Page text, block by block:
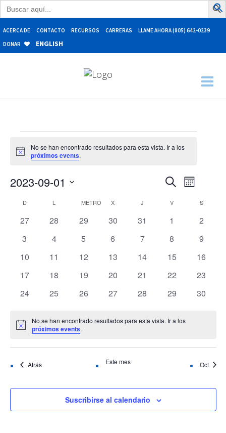
Buscar:
ACERCA DE CONTACTO RECURSOS CARRERAS
LLAME AHORA (805) 642-0239
DONAR
ENGLISH
Eventos
Aviso
No se han encontrado resultados para esta vista. Ir a los
próximos events.
Navegación
búsqueda
vistas
de
Buscar
de
vistas
de
Event
Mes
2023-09-01
fecha.
Calendario
de
Events
DDOMINGOL METRO MARTES
X MIÉRCOLES
J V SSÁBADO
0
27
0
28
0
29
0
30
0
31
0
1
0
2
0
3
0
4
0
5
0
6
0
7
0
8
0
9
0
10
0
11
0
12
0
13
0
14
0
15
0
16
0
17
0
18
0
19
0
20
0
21
0
22
0
23
0
24
0
25
0
26
0
27
0
28
0
29
0
30
Aviso
No se han encontrado resultados para esta vista. Ir a los
próximos events.
Atrás Este mes Oct
Suscribirse al calendario